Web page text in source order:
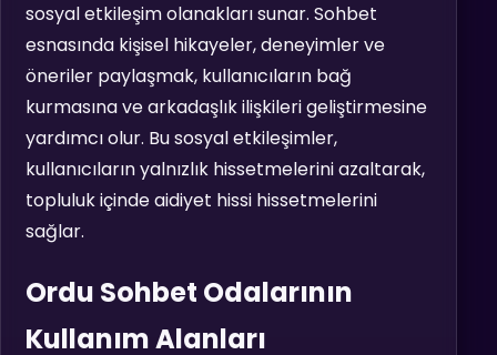
sosyal etkileşim olanakları sunar. Sohbet
esnasında kişisel hikayeler, deneyimler ve
öneriler paylaşmak, kullanıcıların bağ
kurmasına ve arkadaşlık ilişkileri geliştirmesine
yardımcı olur. Bu sosyal etkileşimler,
kullanıcıların yalnızlık hissetmelerini azaltarak,
topluluk içinde aidiyet hissi hissetmelerini
sağlar.
Ordu Sohbet Odalarının
Kullanım Alanları